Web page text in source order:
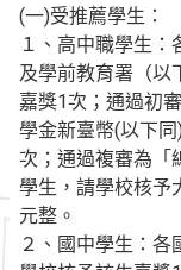
(一)受推薦學生：
１、高中職學生
及學前教育署（以
嘉獎1次；通過初
學金新臺幣(以下
次；通過複審為「
學生，請學校核予
元整。
２、國中學生：